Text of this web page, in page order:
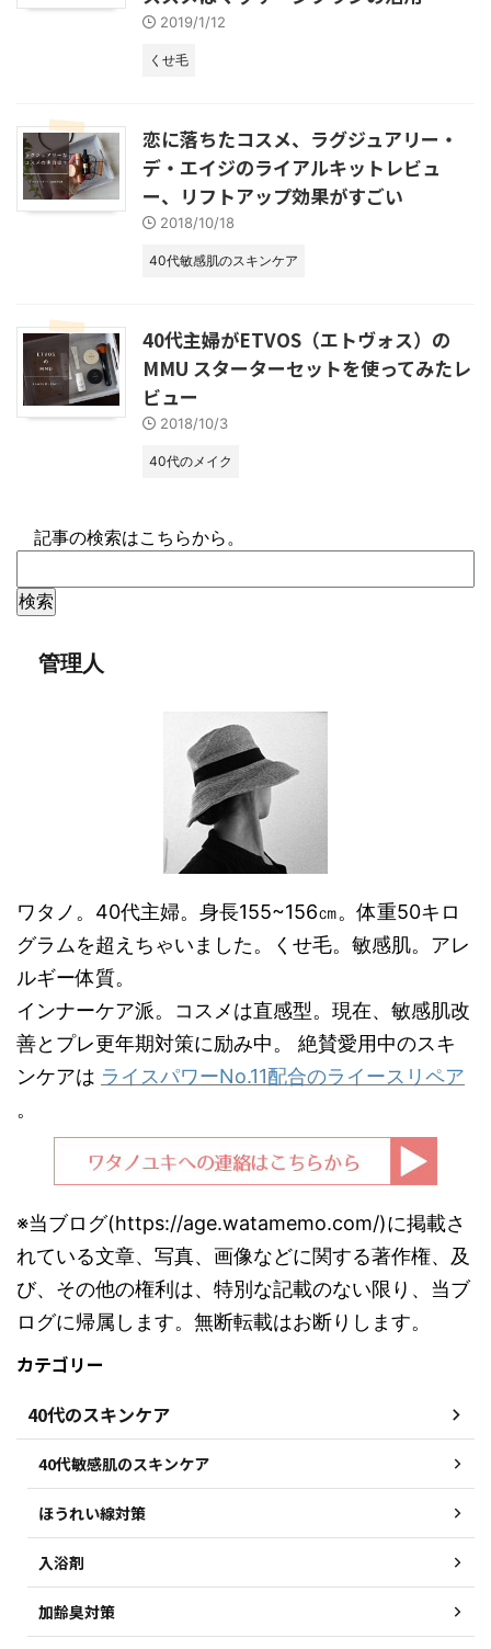
2019/1/12
くせ毛
恋に落ちたコスメ、ラグジュアリー・
デ・エイジのライアルキットレビュ
ー、リフトアップ効果がすごい
2018/10/18
40代敏感肌のスキンケア
40代主婦がETVOS（エトヴォス）の
MMU スターターセットを使ってみたレ
ビュー
2018/10/3
40代のメイク
記事の検索はこちらから。
管理人
ワタノ。40代主婦。身長155~156㎝。体重50キロ
グラムを超えちゃいました。くせ毛。敏感肌。アレ
ルギー体質。
インナーケア派。コスメは直感型。現在、敏感肌改
善とプレ更年期対策に励み中。 絶賛愛用中のスキ
ンケアは ライスパワーNo.11配合のライースリペア
。
※当ブログ(https://age.watamemo.com/)に掲載さ
れている文章、写真、画像などに関する著作権、及
び、その他の権利は、特別な記載のない限り、当ブ
ログに帰属します。無断転載はお断りします。
カテゴリー
40代のスキンケア
40代敏感肌のスキンケア
ほうれい線対策
入浴剤
加齢臭対策